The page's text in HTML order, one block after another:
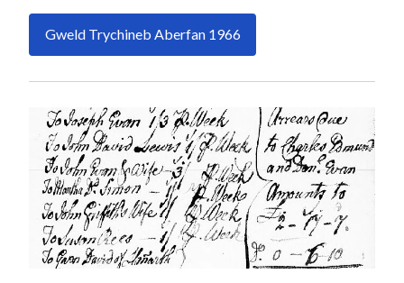
Gweld Trychineb Aberfan 1966